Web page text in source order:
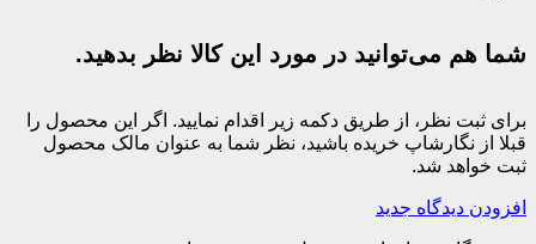
شما هم می‌توانید در مورد این کالا نظر بدهید.
برای ثبت نظر، از طریق دکمه زیر اقدام نمایید. اگر این محصول را
قبلا از نگارشاپ خریده باشید، نظر شما به عنوان مالک محصول
ثبت خواهد شد.
افزودن دیدگاه جدید